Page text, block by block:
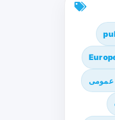
عمومی